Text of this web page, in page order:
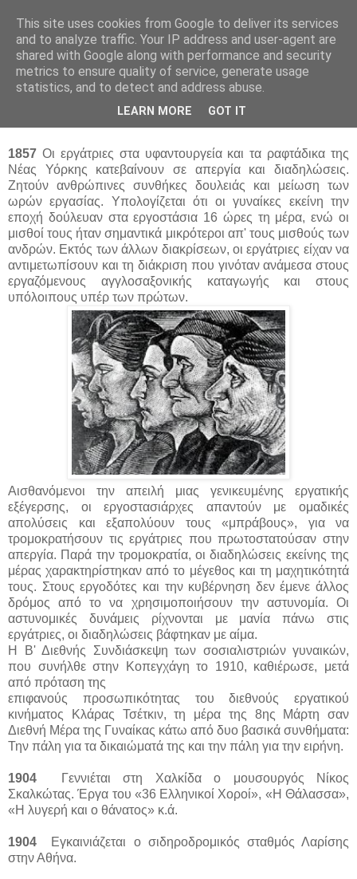
Σαν Σήμερα...8 Μαρτίου
1857 Οι εργάτριες στα υφαντουργεία και τα ραφτάδικα της
Νέας Υόρκης κατεβαίνουν σε απεργία και διαδηλώσεις.
Ζητούν ανθρώπινες συνθήκες δουλειάς και μείωση των
ωρών εργασίας. Υπολογίζεται ότι οι γυναίκες εκείνη την
εποχή δούλευαν στα εργοστάσια 16 ώρες τη μέρα, ενώ οι
μισθοί τους ήταν σημαντικά μικρότεροι απ' τους μισθούς των
ανδρών. Εκτός των άλλων διακρίσεων, οι εργάτριες είχαν να
αντιμετωπίσουν και τη διάκριση που γινόταν ανάμεσα στους
εργαζόμενους αγγλοσαξονικής καταγωγής και στους
υπόλοιπους υπέρ των πρώτων.
Αισθανόμενοι την απειλή μιας γενικευμένης εργατικής
εξέγερσης, οι εργοστασιάρχες απαντούν με ομαδικές
απολύσεις και εξαπολύουν τους «μπράβους», για να
τρομοκρατήσουν τις εργάτριες που πρωτοστατούσαν στην
απεργία. Παρά την τρομοκρατία, οι διαδηλώσεις εκείνης της
μέρας χαρακτηρίστηκαν από το μέγεθος και τη μαχητικότητά
τους. Στους εργοδότες και την κυβέρνηση δεν έμενε άλλος
δρόμος από το να χρησιμοποιήσουν την αστυνομία. Οι
αστυνομικές δυνάμεις ρίχνονται με μανία πάνω στις
εργάτριες, οι διαδηλώσεις βάφτηκαν με αίμα.
Η Β' Διεθνής Συνδιάσκεψη των σοσιαλιστριών γυναικών,
που συνήλθε στην Κοπεγχάγη το 1910, καθιέρωσε, μετά
από πρόταση της
επιφανούς προσωπικότητας του διεθνούς εργατικού
κινήματος Κλάρας Τσέτκιν, τη μέρα της 8ης Μάρτη σαν
Διεθνή Μέρα της Γυναίκας κάτω από δυο βασικά συνθήματα:
Την πάλη για τα δικαιώματά της και την πάλη για την ειρήνη.
1904 Γεννιέται στη Χαλκίδα ο μουσουργός Νίκος
Σκαλκώτας. Έργα του «36 Ελληνικοί Χοροί», «Η Θάλασσα»,
«Η λυγερή και ο θάνατος» κ.ά.
1904 Εγκαινιάζεται ο σιδηροδρομικός σταθμός Λαρίσης
στην Αθήνα.
This site uses cookies from Google to deliver its services
and to analyze traffic. Your IP address and user-agent are
shared with Google along with performance and security
metrics to ensure quality of service, generate usage
statistics, and to detect and address abuse.
LEARN MORE GOT IT